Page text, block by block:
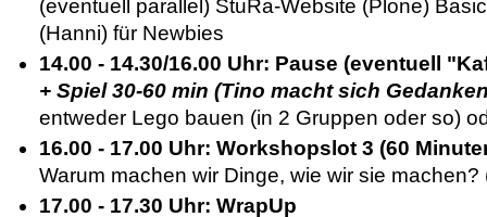
(eventuell parallel) StuRa-Website (Plone)
(Hanni) für Newbies
14.00 - 14.30/16.00 Uhr: Pause (eventuell
+ Spiel 30-60 min (Tino macht sich
entweder Lego bauen (in 2 Gruppen oder so)
16.00 - 17.00 Uhr: Workshopslot 3 (60
Warum machen wir Dinge, wie wir sie machen?
17.00 - 17.30 Uhr: WrapUp